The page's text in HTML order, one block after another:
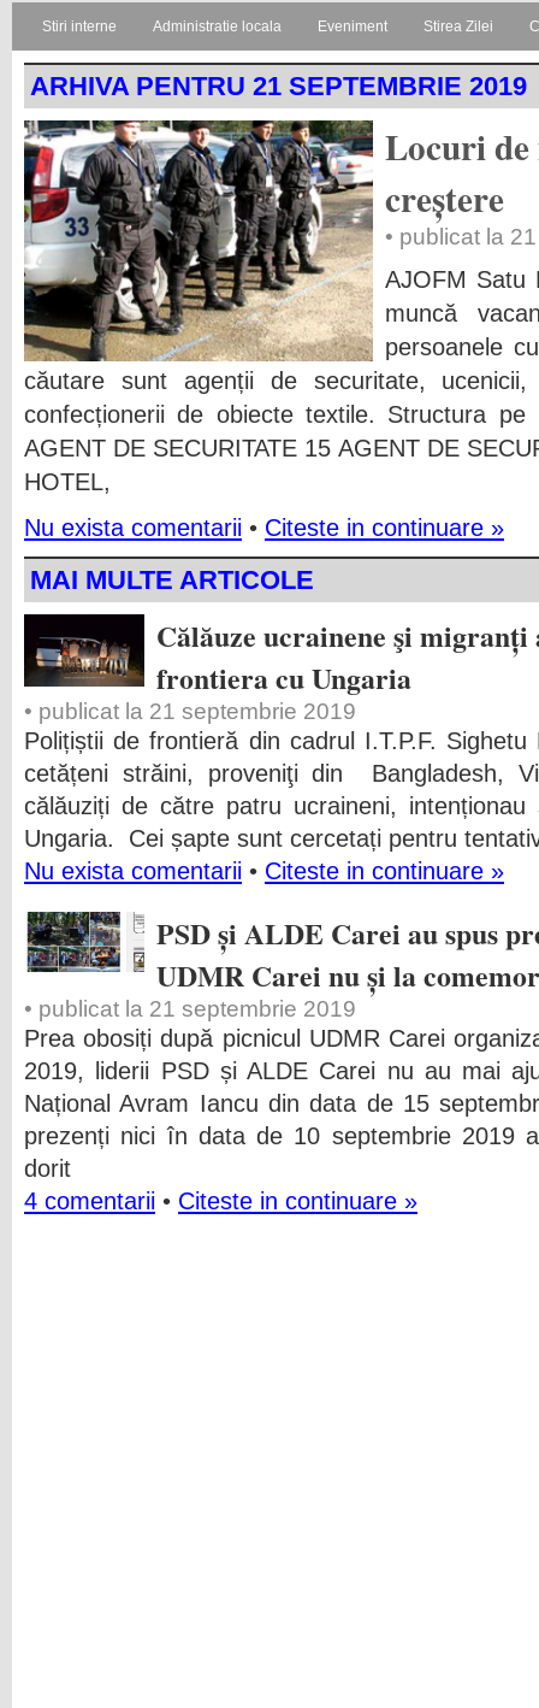
Stiri interne Administratie locala Eveniment Stirea Zilei
ARHIVA PENTRU 21 SEPTEMBRIE 2019
Locuri de
creștere
• publicat la
AJOFM Satu
muncă
persoanele
căutare sunt agenții de securitate, ucenicii,
confecționerii de obiecte textile. Structura
AGENT DE SECURITATE 15 AGENT DE
HOTEL,
Nu exista comentarii • Citeste in continuare »
MAI MULTE ARTICOLE
Călăuze ucrainene şi
frontiera cu Ungaria
• publicat la 21 septembrie 2019
Polițiștii de frontieră din cadrul I.T.P.F.
cetățeni străini, proveniţi din Bangladesh,
călăuziți de către patru ucraineni,
Ungaria. Cei șapte sunt cercetați pentru
Nu exista comentarii • Citeste in continuare »
PSD și ALDE Carei au spus
UDMR Carei nu și la
• publicat la 21 septembrie 2019
Prea obosiți după picnicul UDMR Carei
2019, liderii PSD și ALDE Carei nu au mai
Național Avram Iancu din data de 15
prezenți nici în data de 10 septembrie 2019
dorit
4 comentarii • Citeste in continuare »